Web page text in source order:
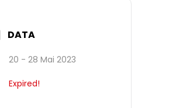
DATA
20 - 28 Mai 2023
Expired!